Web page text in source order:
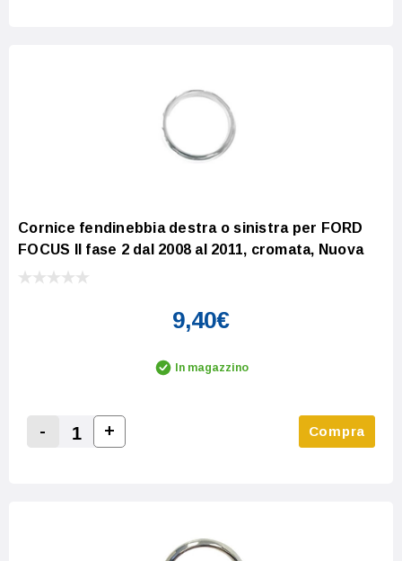
Cornice fendinebbia destra o sinistra per FORD
FOCUS II fase 2 dal 2008 al 2011, cromata, Nuova
9,40€
In magazzino
-
Increase Quantity:
+ Compra